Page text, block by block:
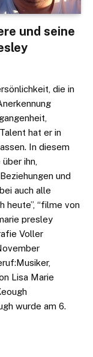
und seine
die in
hat er in
In diesem
ihn,
und
auch alle
heute”, “filme von
presley
Voller
Lisa Marie
wurde am 6.